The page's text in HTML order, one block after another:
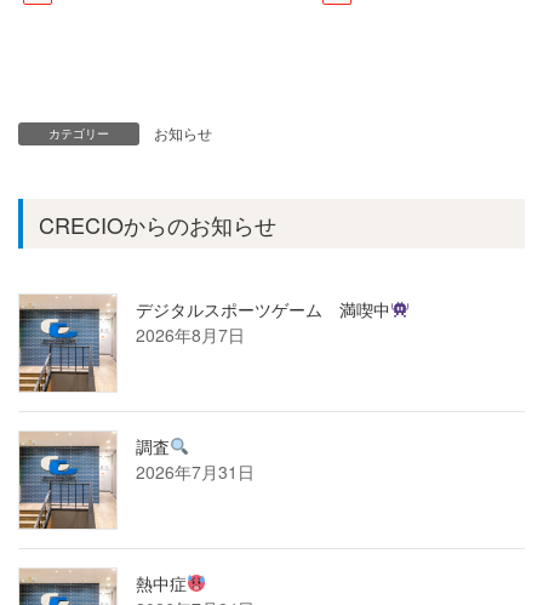
カテゴリー お知らせ
CRECIOからのお知らせ
デジタルスポーツゲーム 満喫中
2026年8月7日
調査
2026年7月31日
熱中症